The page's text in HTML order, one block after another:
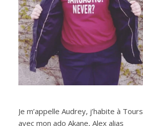
Je m’appelle Audrey, j’habite à Tours
avec mon ado Akane, Alex alias